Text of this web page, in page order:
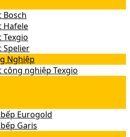
Bosch
Hafele
Spelier
Nghiệp
công nghiệp Texgio
Eurogold
Garis